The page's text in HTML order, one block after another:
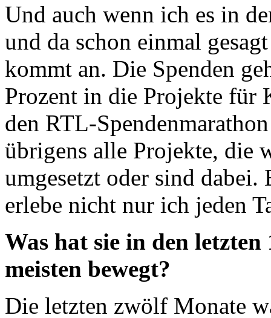
Und auch wenn ich es in
und da schon einmal
kommt an. Die Spenden
Prozent in die Projekte für
den RTL-
übrigens alle Projekte, die
umgesetzt oder sind dabei.
erlebe nicht nur ich jeden
Was hat sie in den
meisten bewegt?
Die letzten zwölf Monate